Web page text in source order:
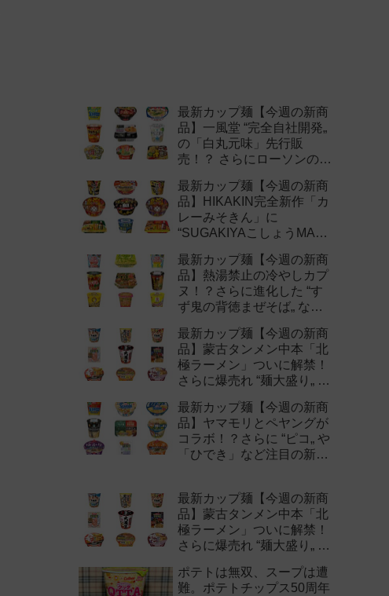
最新カップ麺【今週の新商
品】一風堂 “完全自社開発„
の「白丸元味」先行販
売！？ さらにローソンの激
新作まとめ！
最新カップ麺【今週の新商
品】HIKAKIN完全新作「カ
レーみそきん」に
“SUGAKIYAこしょうMAX„
最新カップ麺【今週の新商
品】熱湯禁止の冷やしカプ
ヌ！？さらに進化した “す
ず鬼の背徳まぜそば„ など
最新カップ麺【今週の新商
品】蒙古タンメン中本「北
極ラーメン」ついに解禁！
さらに爆売れ “麺大盛り„ シ
作まとめ！
最新カップ麺【今週の新商
品】ヤマモリとペヤングが
コラボ！？さらに “ピコ„ や
「ひでき」など注目の新作
最新カップ麺【今週の新商
品】蒙古タンメン中本「北
極ラーメン」ついに解禁！
さらに爆売れ “麺大盛り„ シ
作まとめ！
ポテトは無双、スープは遭
難。ポテトチップス50周年